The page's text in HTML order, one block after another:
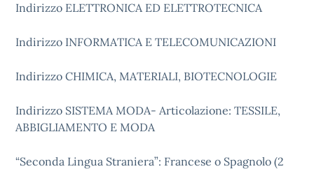
Indirizzo ELETTRONICA ED ELETTROTECNICA
Indirizzo INFORMATICA E TELECOMUNICAZIONI
Indirizzo CHIMICA, MATERIALI, BIOTECNOLOGIE
Indirizzo SISTEMA MODA- Articolazione: TESSILE,
ABBIGLIAMENTO E MODA
“Seconda Lingua Straniera”: Francese o Spagnolo (2